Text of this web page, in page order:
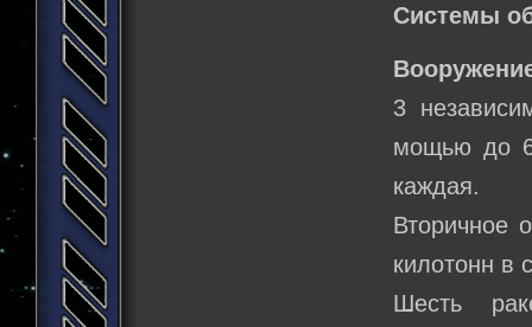
Системы
3
мощью до
каждая.
Вторичное
килотонн в
Шесть